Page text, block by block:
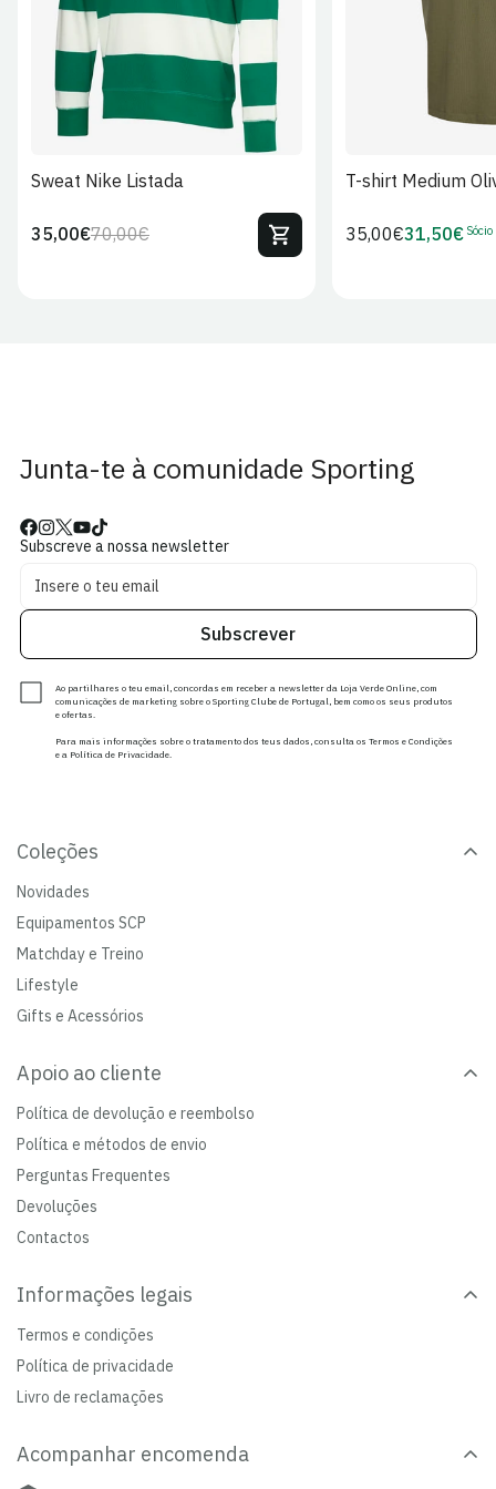
Sweat Nike Listada
Preço
70,00€Preço
35,00€
T-shirt Medium
Preço
35,00€Preço
31,50€ Sócio
Junta-te à comunidade Sporting
Subscreve a nossa newsletter
Subscrever
Ao partilhares o teu email, concordas em receber a newsletter da Loja Verde Online, com
comunicações de marketing sobre o Sporting Clube de Portugal, bem como os seus produtos
e ofertas.
Para mais informações sobre o tratamento dos teus dados, consulta os Termos e Condições
e a Política de Privacidade.
Coleções
Novidades
Equipamentos SCP
Matchday e Treino
Lifestyle
Gifts e Acessórios
Apoio ao cliente
Política de devolução e reembolso
Política e métodos de envio
Perguntas Frequentes
Devoluções
Contactos
Informações legais
Termos e condições
Política de privacidade
Livro de reclamações
Acompanhar encomenda